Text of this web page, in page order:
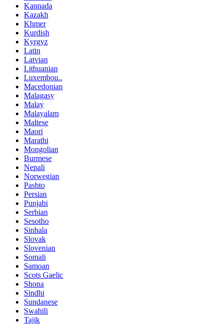
Kannada
Kazakh
Khmer
Kurdish
Kyrgyz
Latin
Latvian
Lithuanian
Luxembou..
Macedonian
Malagasy
Malay
Malayalam
Maltese
Maori
Marathi
Mongolian
Burmese
Nepali
Norwegian
Pashto
Persian
Punjabi
Serbian
Sesotho
Sinhala
Slovak
Slovenian
Somali
Samoan
Scots Gaelic
Shona
Sindhi
Sundanese
Swahili
Tajik